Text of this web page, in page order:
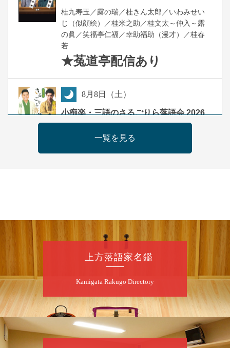
桂九寿玉／露の瑞／桂きん太郎／いわみせい
じ（似顔絵）／桂米之助／桂文太～仲入～露
の眞／笑福亭仁福／幸助福助（漫才）／桂春
若
★菟道亭配信あり
8月8日（土）
小痴楽・三語のさるごりら落語会 2026
開演：午後6時（5時30分開場）全席指定
前売3,500円 当日4,000円
第98回 桂慶枝の早起き寄席～親子の噺
スペシャル～
僧」／桂三実「ワンワン」／桂慶枝「せんた
開演：午前10時（9時30分開場）1F全席指
定 2F全席自由
前売2,000円 当日2,500円 25歳以下前売・
当日共1,000円
お問合せ：落語ファクトリー 0120-874-315
一覧を見る
上方落語家名鑑
Kamigata Rakugo Directory